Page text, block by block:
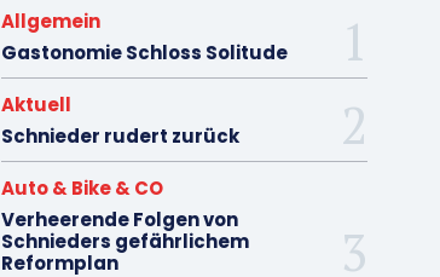
Allgemein
Gastonomie Schloss Solitude
Aktuell
Schnieder rudert zurück
Auto & Bike & CO
Verheerende Folgen von
Schnieders gefährlichem
Reformplan